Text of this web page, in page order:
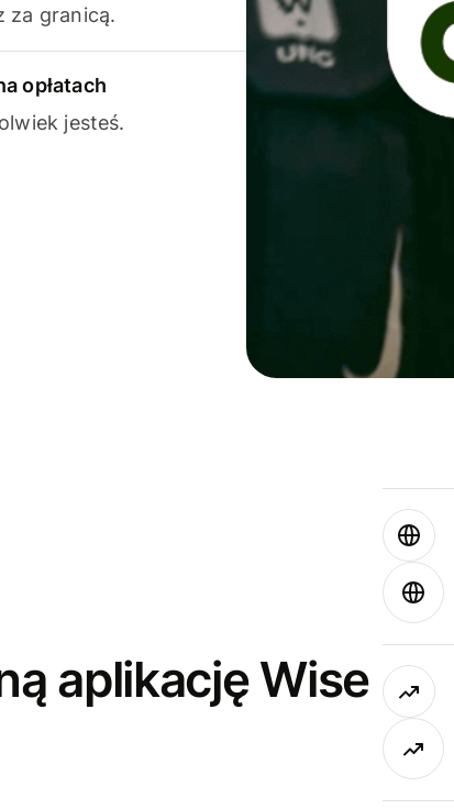
za granicą.
opłatach
jesteś.
aplikację Wise